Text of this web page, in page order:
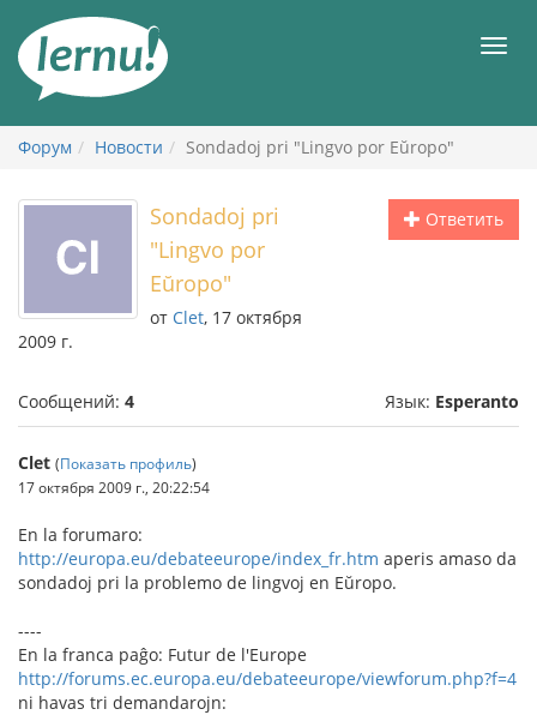
содержанию
Форум Новости Sondadoj pri "Lingvo por Eŭropo"
Ответить
Sondadoj pri
"Lingvo por
Eŭropo"
от Clet, 17 октября
2009 г.
Сообщений: 4 Язык: Esperanto
Clet (Показать профиль)
17 октября 2009 г., 20:22:54
En la forumaro:
http://europa.eu/debateeurope/index_fr.htm aperis amaso da
sondadoj pri la problemo de lingvoj en Eŭropo.
----
En la franca paĝo: Futur de l'Europe
http://forums.ec.europa.eu/debateeurope/viewforum.php?f=4
ni havas tri demandarojn: